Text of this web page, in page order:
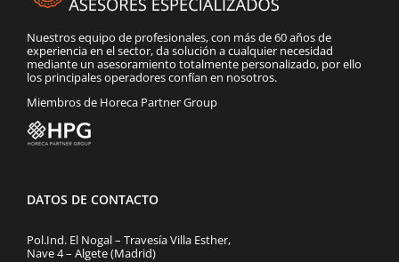
Nuestros equipo de profesionales, con más de 60 años de
experiencia en el sector, da solución a cualquier necesidad
mediante un asesoramiento totalmente personalizado, por ello
los principales operadores confían en nosotros.
Miembros de Horeca Partner Group
DATOS DE CONTACTO
Pol.Ind. El Nogal – Travesía Villa Esther,
Nave 4 – Algete (Madrid)